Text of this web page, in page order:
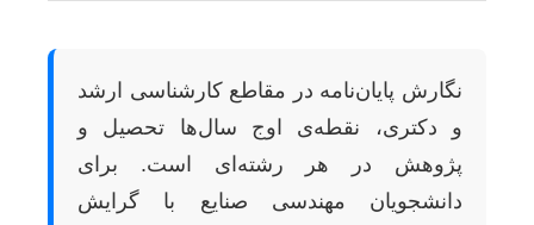
نگارش پایان‌نامه در مقاطع کارشناسی ارشد
و دکتری، نقطه‌ی اوج سال‌ها تحصیل و
پژوهش در هر رشته‌ای است. برای
دانشجویان مهندسی صنایع با گرایش